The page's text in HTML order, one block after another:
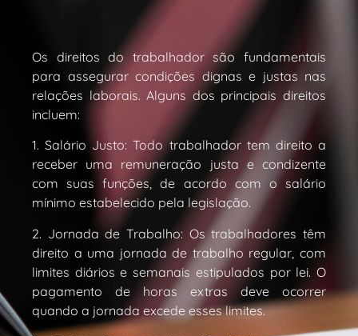
Os direitos do trabalhador são fundamentais
para assegurar condições dignas e justas nas
relações laborais. Alguns dos principais direitos
incluem:
1. Salário Justo: Todo trabalhador tem direito a
receber uma remuneração justa e condizente
com suas funções, de acordo com o salário
mínimo estabelecido pela legislação.
2. Jornada de Trabalho: Os trabalhadores têm
direito a uma jornada de trabalho regular, com
limites diários e semanais estipulados por lei. O
pagamento de horas extras deve ocorrer
quando a jornada excede esses limites.